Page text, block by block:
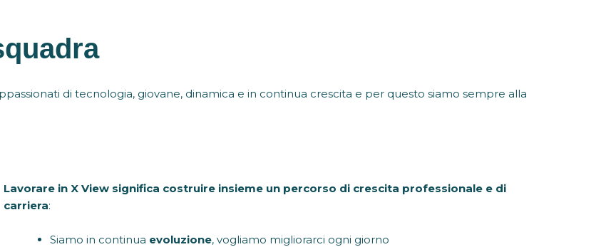
di tecnologia, giovane, dinamica e in continua crescita e per questo siamo sempre alla
Lavorare in X View significa costruire insieme un percorso di crescita professionale e di
carriera:
Siamo in continua evoluzione, vogliamo migliorarci ogni giorno